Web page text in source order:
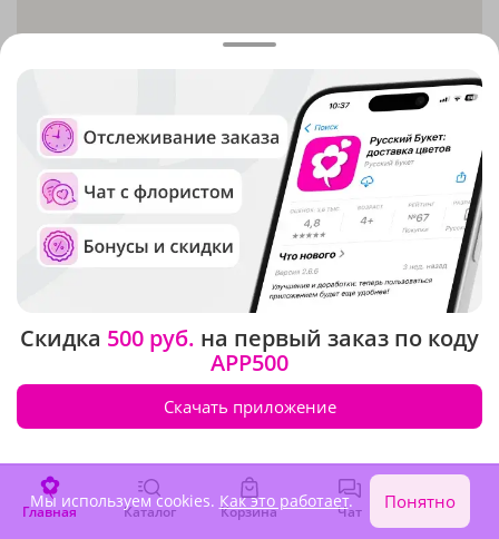
Стоимость и сроки доставки
цветов в ближайшие города
Главная Каталог Корзина Чат Войти
Скидка 500 руб. на первый заказ по коду
APP500
Скачать приложение
Мы используем cookies. Как это работает. Понятно